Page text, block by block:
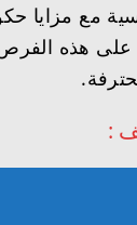
مع مزايا
على هذه
: